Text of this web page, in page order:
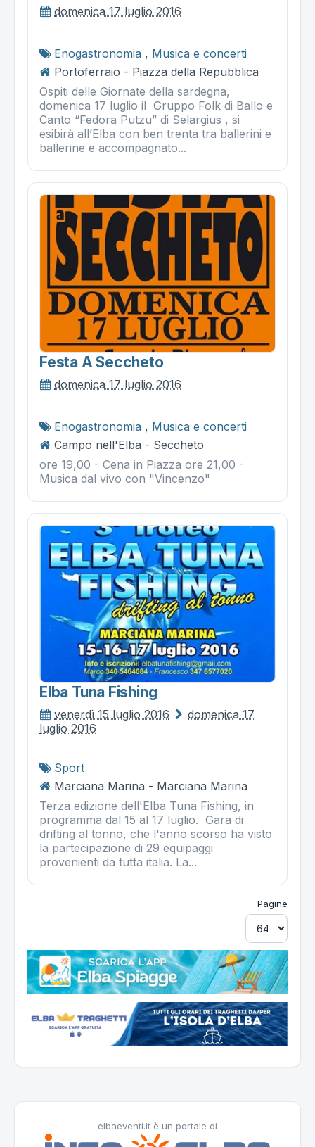
domenica 17 luglio 2016
Enogastronomia , Musica e concerti
Portoferraio - Piazza della Repubblica
Ospiti delle Giornate della sardegna,
domenica 17 luglio il Gruppo Folk di Ballo e
Canto “Fedora Putzu” di Selargius , si
esibirà all’Elba con ben trenta tra ballerini e
ballerine e accompagnato...
Festa A Seccheto
domenica 17 luglio 2016
Enogastronomia , Musica e concerti
Campo nell'Elba - Seccheto
ore 19,00 - Cena in Piazza ore 21,00 -
Musica dal vivo con "Vincenzo"
Elba Tuna Fishing
venerdì 15 luglio 2016
domenica 17
luglio 2016
Sport
Marciana Marina - Marciana Marina
Terza edizione dell'Elba Tuna Fishing, in
programma dal 15 al 17 luglio. Gara di
drifting al tonno, che l'anno scorso ha visto
la partecipazione di 29 equipaggi
provenienti da tutta italia. La...
Pagine
elbaeventi.it è un portale di